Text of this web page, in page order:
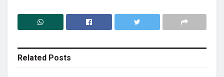
Related Posts